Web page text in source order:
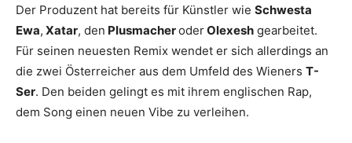
Der Produzent hat bereits für Künstler wie Schwesta
Ewa, Xatar, den PlusmacheroderOlexesh gearbeitet.
Für seinen neuesten Remix wendet er sich allerdings an
die zwei Österreicher aus dem Umfeld des Wieners T-
Ser. Den beiden gelingt es mit ihrem englischen Rap,
dem Song einen neuen Vibe zu verleihen.